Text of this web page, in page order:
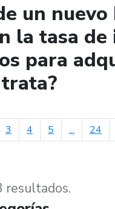
un
la tasa
para
3 4 5 ... 24
resultados.